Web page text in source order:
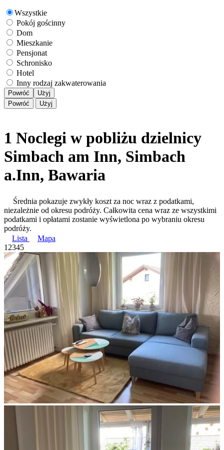
Wszystkie
Pokój gościnny
Dom
Mieszkanie
Pensjonat
Schronisko
Hotel
Inny rodzaj zakwaterowania
Powróć
Użyj
Powróć
Użyj
1 Noclegi w pobliżu dzielnicy
Simbach am Inn, Simbach
a.Inn, Bawaria
Średnia pokazuje zwykły koszt za noc wraz z podatkami,
niezależnie od okresu podróży. Całkowita cena wraz ze wszystkimi
podatkami i opłatami zostanie wyświetlona po wybraniu okresu
podróży.
Lista
Mapa
1 2345